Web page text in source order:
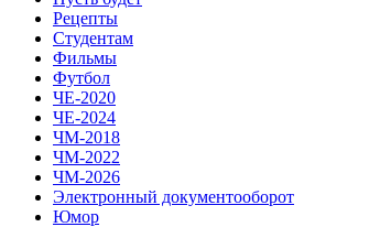
Рецепты
Студентам
Фильмы
Футбол
ЧЕ-2020
ЧЕ-2024
ЧМ-2018
ЧМ-2022
ЧМ-2026
Электронный документооборот
Юмор